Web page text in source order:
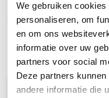
We gebruiken
personaliseren, om
en om ons
informatie over uw
partners voor social
Deze partners
andere informatie die
Kleur
WIL JIJ